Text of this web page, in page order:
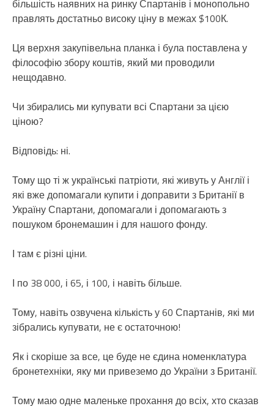
більшість наявних на ринку Спартанів і монопольно
правлять достатньо високу ціну в межах $100К.
Ця верхня закупівельна планка і була поставлена у
філософію збору коштів, який ми проводили
нещодавно.
Чи збирались ми купувати всі Спартани за цією
ціною?
Відповідь: ні.
Тому що ті ж українські патріоти, які живуть у Англії і
які вже допомагали купити і доправити з Британії в
Україну Спартани, допомагали і допомагають з
пошуком бронемашин і для нашого фонду.
І там є різні ціни.
І по 38 000, і 65, і 100, і навіть більше.
Тому, навіть озвучена кількість у 60 Спартанів, які ми
зібрались купувати, не є остаточною!
Як і скоріше за все, це буде не єдина номенклатура
бронетехніки, яку ми привеземо до України з Британії.
Тому маю одне маленьке прохання до всіх, хто сказав